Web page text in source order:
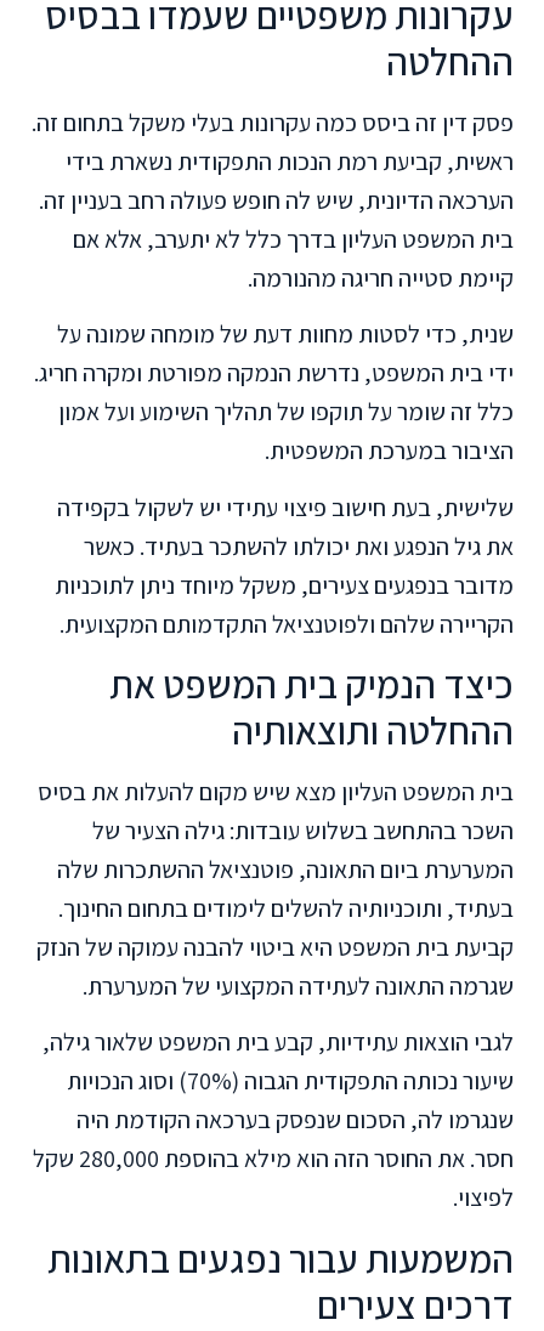
עקרונות משפטיים שעמדו בבסיס
ההחלטה
פסק דין זה ביסס כמה עקרונות בעלי משקל בתחום זה.
ראשית, קביעת רמת הנכות התפקודית נשארת בידי
הערכאה הדיונית, שיש לה חופש פעולה רחב בעניין זה.
בית המשפט העליון בדרך כלל לא יתערב, אלא אם
קיימת סטייה חריגה מהנורמה.
שנית, כדי לסטות מחוות דעת של מומחה שמונה על
ידי בית המשפט, נדרשת הנמקה מפורטת ומקרה חריג.
כלל זה שומר על תוקפו של תהליך השימוע ועל אמון
הציבור במערכת המשפטית.
שלישית, בעת חישוב פיצוי עתידי יש לשקול בקפידה
את גיל הנפגע ואת יכולתו להשתכר בעתיד. כאשר
מדובר בנפגעים צעירים, משקל מיוחד ניתן לתוכניות
הקריירה שלהם ולפוטנציאל התקדמותם המקצועית.
כיצד הנמיק בית המשפט את
ההחלטה ותוצאותיה
בית המשפט העליון מצא שיש מקום להעלות את בסיס
השכר בהתחשב בשלוש עובדות: גילה הצעיר של
המערערת ביום התאונה, פוטנציאל ההשתכרות שלה
בעתיד, ותוכניותיה להשלים לימודים בתחום החינוך.
קביעת בית המשפט היא ביטוי להבנה עמוקה של הנזק
שגרמה התאונה לעתידה המקצועי של המערערת.
לגבי הוצאות עתידיות, קבע בית המשפט שלאור גילה,
שיעור נכותה התפקודית הגבוה (70%) וסוג הנכויות
שנגרמו לה, הסכום שנפסק בערכאה הקודמת היה
חסר. את החוסר הזה הוא מילא בהוספת 280,000 שקל
לפיצוי.
המשמעות עבור נפגעים בתאונות
דרכים צעירים